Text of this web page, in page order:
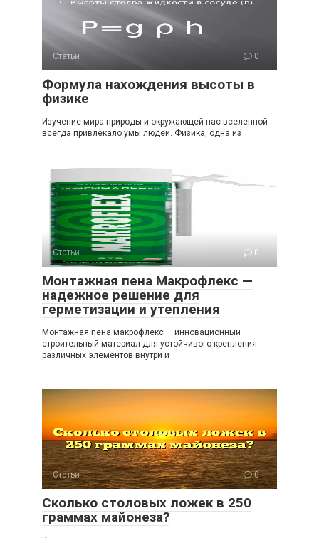
Статьи 0
Формула нахождения высоты в
физике
Изучение мира природы и окружающей нас вселенной
всегда привлекало умы людей. Физика, одна из
Статьи 0
Монтажная пена Макрофлекс —
надежное решение для
герметизации и утепления
Монтажная пена макрофлекс — инновационный
строительный материал для устойчивого крепления
различных элементов внутри и
Статьи 0
Сколько столовых ложек в 250
граммах майонеза?